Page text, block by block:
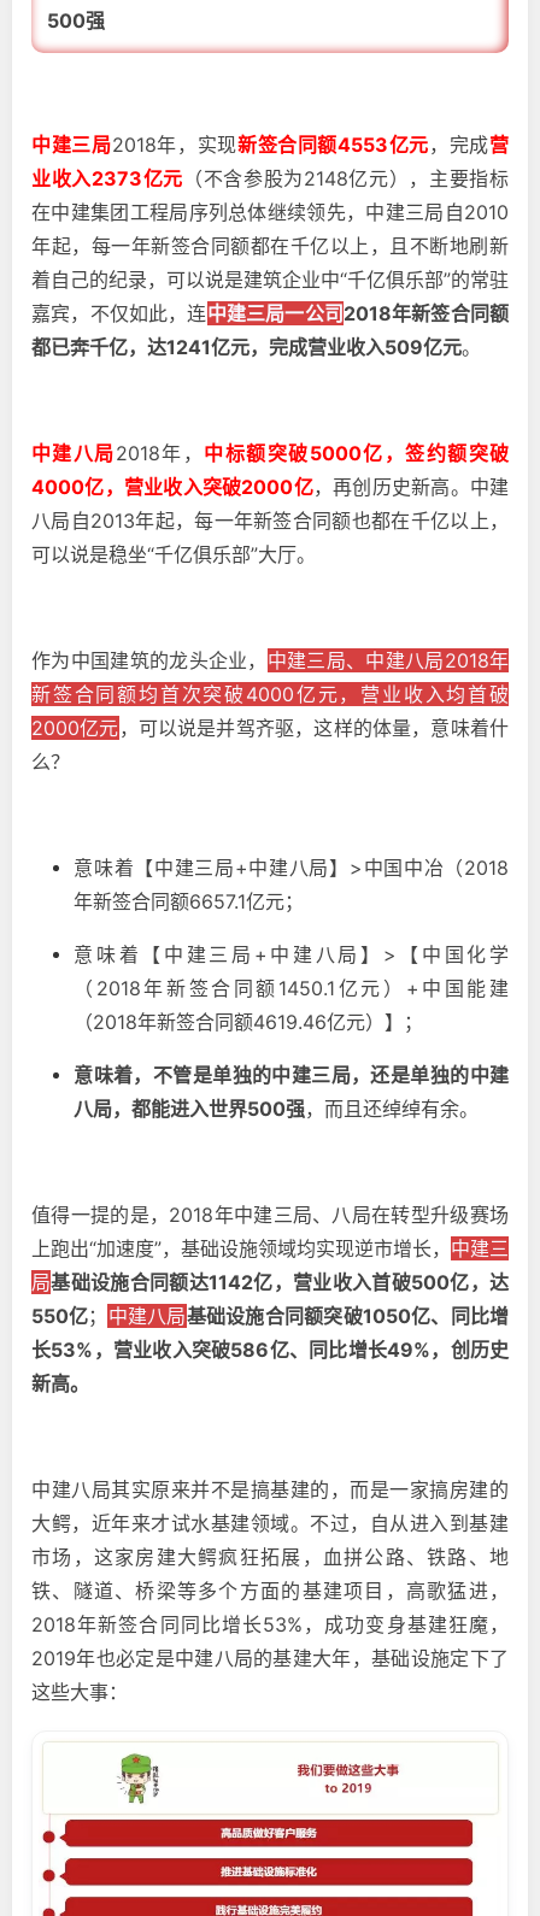
500强
中建三局2018年，实现新签合同额4553亿元，完成营
业收入2373亿元 （不含参股为2148亿元），主要指标
在中建集团工程局序列总体继续领先，中建三局自2010
年起，每一年新签合同额都在千亿以上，且不断地刷新
着自己的纪录，可以说是建筑企业中“千亿俱乐部”的常驻
嘉宾，不仅如此，连中建三局一公司2018年新签合同额
都已奔千亿，达1241亿元，完成营业收入509亿元。
中建八局2018年， 中标额突破5000亿，签约额突破
4000亿，营业收入突破2000亿，再创历史新高。中建
八局自2013年起，每一年新签合同额也都在千亿以上，
可以说是稳坐“千亿俱乐部”大厅。
作为中国建筑的龙头企业， 中建三局、中建八局2018年
新签合同额均首次突破4000亿元，营业收入均首破
2000亿元， 可以说是并驾齐驱，这样的体量，意味着什
么？
意味着【中建三局+中建八局】>中国中冶（2018
年新签合同额6657.1亿元；
意味着【中建三局+中建八局】>【中国化学
（2018年新签合同额1450.1亿元）+中国能建
（2018年新签合同额4619.46亿元）】；
意味着，不管是单独的中建三局，还是单独的中建
八局，都能进入世界500强，而且还绰绰有余。
值得一提的是，2018年中建三局、八局在转型升级赛场
上跑出“加速度”，基础设施领域均实现逆市增长， 中建三
局基础设施合同额达1142亿，营业收入首破500亿，达
550亿； 中建八局基础设施合同额突破1050亿、同比增
长53%，营业收入突破586亿、同比增长49%，创历史
新高。
中建八局其实原来并不是搞基建的，而是一家搞房建的
大鳄，近年来才试水基建领域。不过，自从进入到基建
市场，这家房建大鳄疯狂拓展，血拼公路、铁路、地
铁、隧道、桥梁等多个方面的基建项目，高歌猛进，
2018年新签合同同比增长53%，成功变身基建狂魔，
2019年也必定是中建八局的基建大年，基础设施定下了
这些大事：